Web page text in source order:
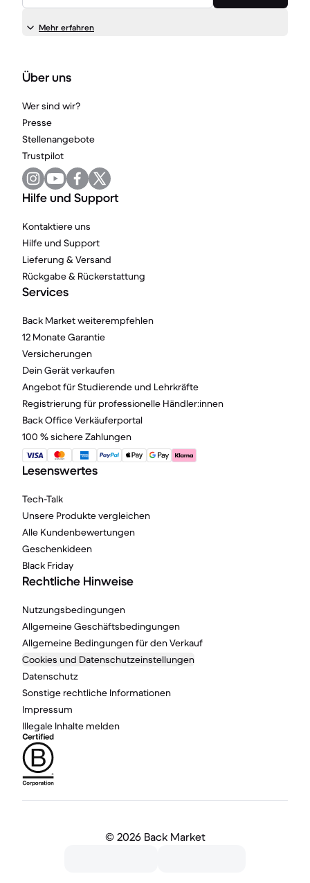
Mehr erfahren
Über uns
Wer sind wir?
Presse
Stellenangebote
Trustpilot
Hilfe und Support
Kontaktiere uns
Hilfe und Support
Lieferung & Versand
Rückgabe & Rückerstattung
Services
Back Market weiterempfehlen
12 Monate Garantie
Versicherungen
Dein Gerät verkaufen
Angebot für Studierende und Lehrkräfte
Registrierung für professionelle Händler:innen
Back Office Verkäuferportal
100 % sichere Zahlungen
Lesenswertes
Tech-Talk
Unsere Produkte vergleichen
Alle Kundenbewertungen
Geschenkideen
Black Friday
Rechtliche Hinweise
Nutzungsbedingungen
Allgemeine Geschäftsbedingungen
Allgemeine Bedingungen für den Verkauf
Cookies und Datenschutzeinstellungen
Datenschutz
Sonstige rechtliche Informationen
Impressum
Illegale Inhalte melden
© 2026 Back Market